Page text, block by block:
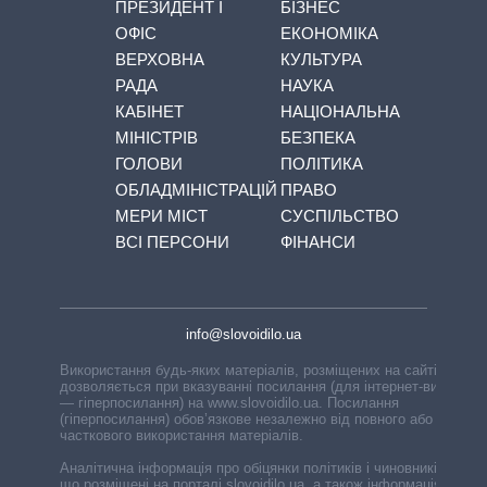
ПРЕЗИДЕНТ І
ОФІС
ВЕРХОВНА
РАДА
КАБІНЕТ
МІНІСТРІВ
ГОЛОВИ
ОБЛАДМІНІСТРАЦІЙ
МЕРИ МІСТ
ВСІ ПЕРСОНИ
БІЗНЕС
ЕКОНОМІКА
КУЛЬТУРА
НАУКА
НАЦІОНАЛЬНА
БЕЗПЕКА
ПОЛІТИКА
ПРАВО
СУСПІЛЬСТВО
ФІНАНСИ
info@slovoidilo.ua
Використання будь-яких матеріалів, розміщених на сайті,
дозволяється при вказуванні посилання (для інтернет-видань
— гіперпосилання) на www.slovoidilo.ua. Посилання
(гіперпосилання) обов’язкове незалежно від повного або
часткового використання матеріалів.
Аналітична інформація про обіцянки політиків і чиновників,